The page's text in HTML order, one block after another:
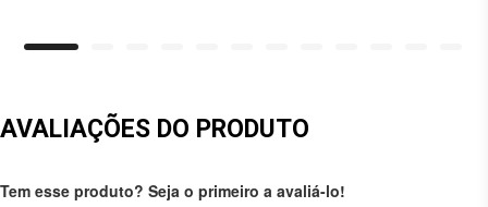
AVALIAÇÕES DO PRODUTO
Tem esse produto? Seja o primeiro a avaliá-lo!